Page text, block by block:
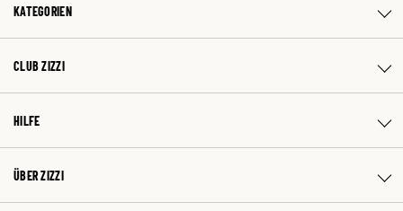
KATEGORIEN
CLUB ZIZZI
HILFE
ÜBER ZIZZI